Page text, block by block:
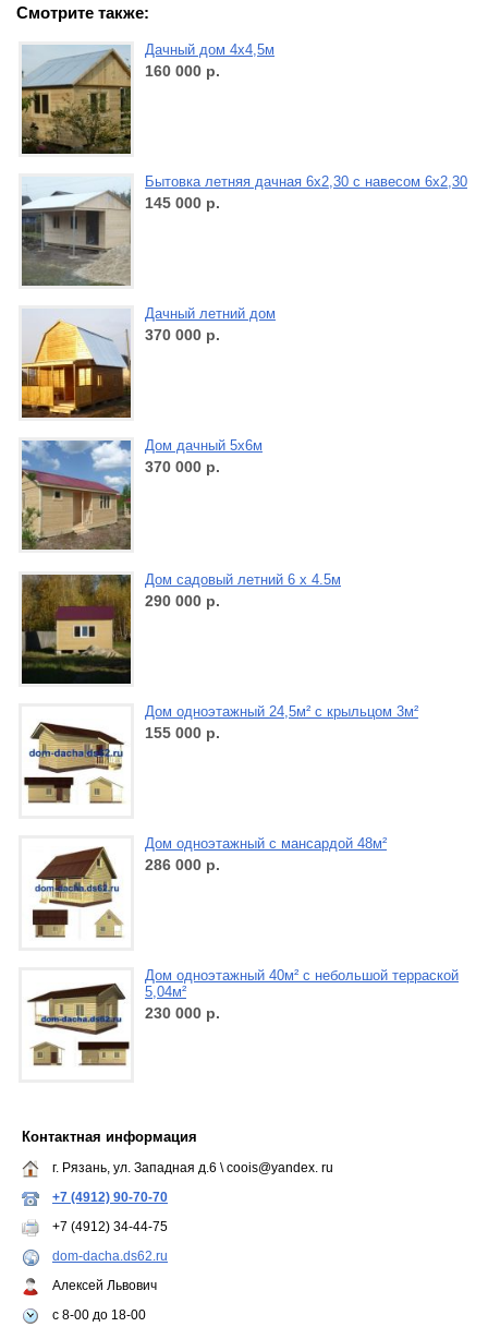
Смотрите также:
Дачный дом 4х4,5м
160 000 р.
Бытовка летняя дачная 6х2,30 с навесом 6х2,30
145 000 р.
Дачный летний дом
370 000 р.
Дом дачный 5х6м
370 000 р.
Дом садовый летний 6 х 4.5м
290 000 р.
Дом одноэтажный 24,5м² с крыльцом 3м²
155 000 р.
Дом одноэтажный с мансардой 48м²
286 000 р.
Дом одноэтажный 40м² с небольшой терраской
5,04м²
230 000 р.
Контактная информация
г. Рязань, ул. Западная д.6 \ coois@yandex. ru
+7 (4912) 90-70-70
+7 (4912) 34-44-75
dom-dacha.ds62.ru
Алексей Львович
с 8-00 до 18-00